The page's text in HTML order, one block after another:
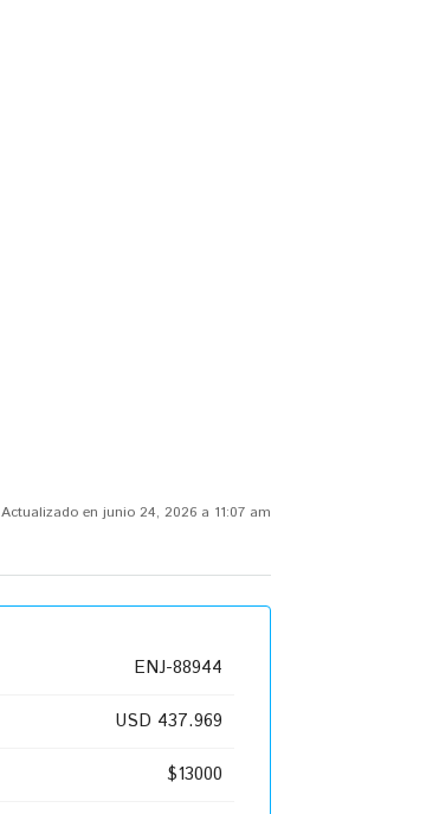
Actualizado en junio 24, 2026 a 11:07 am
ENJ-88944
USD 437.969
$13000